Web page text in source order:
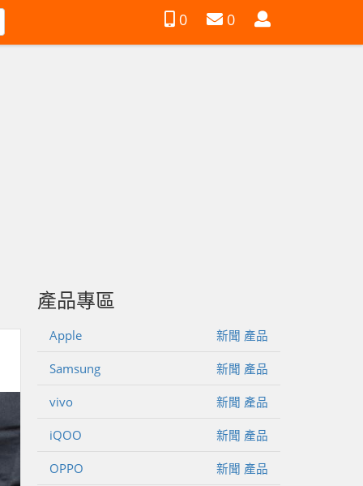
0 0
會
產品專區
Apple 新聞 產品
Samsung 新聞 產品
vivo 新聞 產品
iQOO 新聞 產品
OPPO 新聞 產品